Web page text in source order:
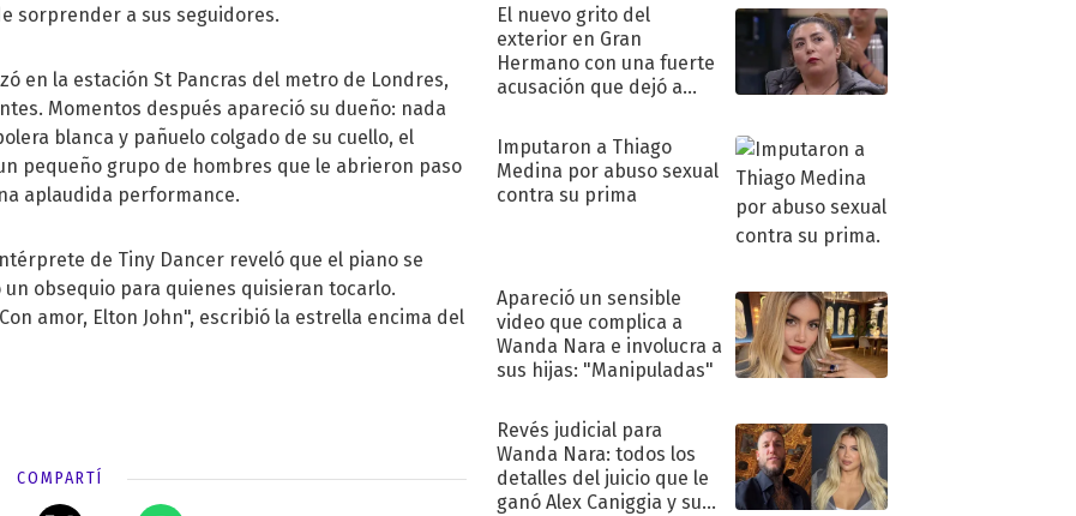
sorprender a sus seguidores.
en la estación St Pancras del metro de Londres,
Momentos después apareció su dueño: nada
blanca y pañuelo colgado de su cuello, el
pequeño grupo de hombres que le abrieron paso
aplaudida performance.
de Tiny Dancer reveló que el piano se
obsequio para quienes quisieran tocarlo.
amor, Elton John", escribió la estrella encima del
COMPARTÍ
El nuevo grito del
exterior en Gran
Hermano con una fuerte
acusación que dejó a
"Traidora"
Imputaron a Thiago
Medina por abuso sexual
contra su prima
Apareció un sensible
video que complica a
Wanda Nara e involucra a
sus hijas: "Manipuladas"
Revés judicial para
Wanda Nara: todos los
detalles del juicio que le
ganó Alex Caniggia y sus